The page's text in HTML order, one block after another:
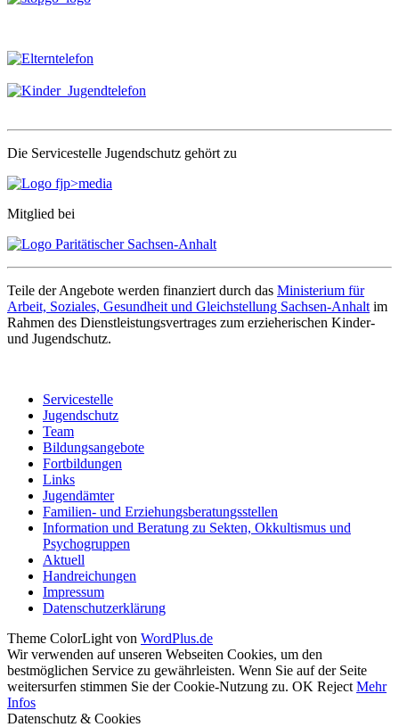
Die Servicestelle Jugendschutz gehört zu
Mitglied bei
Teile der Angebote werden finanziert durch das Ministerium für
Arbeit, Soziales, Gesundheit und Gleichstellung Sachsen-Anhalt im
Rahmen des Dienstleistungsvertrages zum erzieherischen Kinder-
und Jugendschutz.
Servicestelle
Jugendschutz
Team
Bildungsangebote
Fortbildungen
Links
Jugendämter
Familien- und Erziehungsberatungsstellen
Information und Beratung zu Sekten, Okkultismus und
Psychogruppen
Aktuell
Handreichungen
Impressum
Datenschutzerklärung
Theme ColorLight von WordPlus.de
Wir verwenden auf unseren Webseiten Cookies, um den
bestmöglichen Service zu gewährleisten. Wenn Sie auf der Seite
weitersurfen stimmen Sie der Cookie-Nutzung zu. OK Reject Mehr
Infos
Datenschutz & Cookies